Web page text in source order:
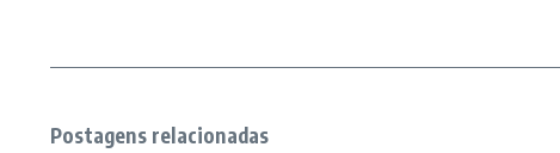
Postagens relacionadas